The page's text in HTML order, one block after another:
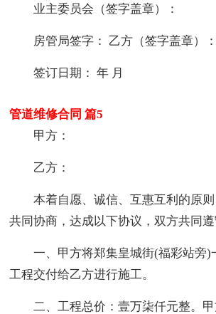
业主委员会（签字盖章）：
房管局签字： 乙方（签字盖章）：
签订日期： 年 月
管道维修合同 篇5
甲方：
乙方：
本着自愿、诚信、互惠互利的原则
共同协商，达成以下协议，双方共同遵
一、甲方将郑集皇城街(福彩站旁)
工程交付给乙方进行施工。
二、工程总价：壹万柒仟元整。甲